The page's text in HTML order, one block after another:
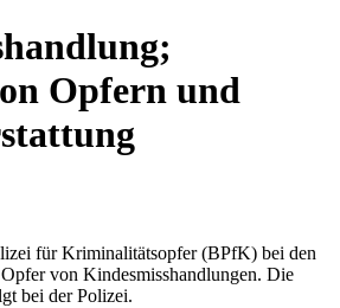
Opfern und
für Kriminalitätsopfer (BPfK) bei den
von Kindesmisshandlungen. Die
bei der Polizei.